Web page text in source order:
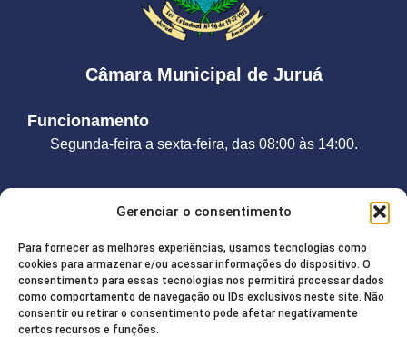
Gerenciar o consentimento
Para fornecer as melhores experiências, usamos tecnologias como
cookies para armazenar e/ou acessar informações do dispositivo. O
consentimento para essas tecnologias nos permitirá processar dados
como comportamento de navegação ou IDs exclusivos neste site. Não
consentir ou retirar o consentimento pode afetar negativamente
certos recursos e funções.
Câmara Municipal de Juruá
Funcionamento
Segunda-feira a sexta-feira, das 08:00 às 14:00.
E-mail:camarajurua@gmail.com
Endereço:Rua Francisco de Paula, 85. Centro / CEP:
69.520-000